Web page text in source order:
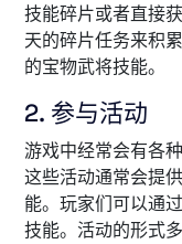
技能碎片或者直接
天的碎片任务来积
的宝物武将技能。
2. 参与活动
游戏中经常会有各
这些活动通常会提
能。玩家们可以通
技能。活动的形式